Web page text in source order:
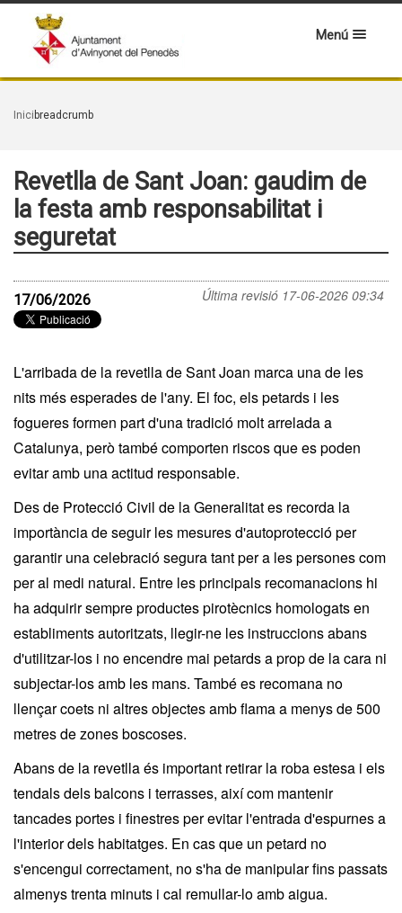
Menú
Inici breadcrumb
Revetlla de Sant Joan: gaudim de
la festa amb responsabilitat i
seguretat
Última revisió 17-06-2026 09:34
17/06/2026
L'arribada de la revetlla de Sant Joan marca una de les
nits més esperades de l'any. El foc, els petards i les
fogueres formen part d'una tradició molt arrelada a
Catalunya, però també comporten riscos que es poden
evitar amb una actitud responsable.
Des de Protecció Civil de la Generalitat es recorda la
importància de seguir les mesures d'autoprotecció per
garantir una celebració segura tant per a les persones com
per al medi natural. Entre les principals recomanacions hi
ha adquirir sempre productes pirotècnics homologats en
establiments autoritzats, llegir-ne les instruccions abans
d'utilitzar-los i no encendre mai petards a prop de la cara ni
subjectar-los amb les mans. També es recomana no
llençar coets ni altres objectes amb flama a menys de 500
metres de zones boscoses.
Abans de la revetlla és important retirar la roba estesa i els
tendals dels balcons i terrasses, així com mantenir
tancades portes i finestres per evitar l'entrada d'espurnes a
l'interior dels habitatges. En cas que un petard no
s'encengui correctament, no s'ha de manipular fins passats
almenys trenta minuts i cal remullar-lo amb aigua.